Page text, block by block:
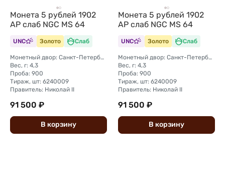
Монета 5 рублей 1902
АР слаб NGC MS 64
UNC Золото Слаб
Монетный двор: Санкт-Петербургский монетный двор
Вес, г: 4,3
Проба: 900
Тираж, шт: 6240009
Правитель: Николай II
91 500 ₽
В корзину
Монета 5 рублей 1902
АР слаб NGC MS 64
UNC Золото Слаб
Монетный двор: Санкт-Петербургский монетный двор
Вес, г: 4,3
Проба: 900
Тираж, шт: 6240009
Правитель: Николай II
91 500 ₽
В корзину